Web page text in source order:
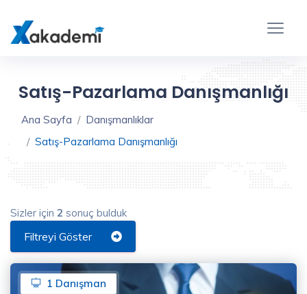
Satış-Pazarlama Danışmanlığı
Ana Sayfa
Danışmanlıklar
Satış-Pazarlama Danışmanlığı
Gelişmiş
Ayarlar
Kategorileri
(3)
Sizler için 2 sonuç bulduk
Filtreyi Göster
1 Danışman